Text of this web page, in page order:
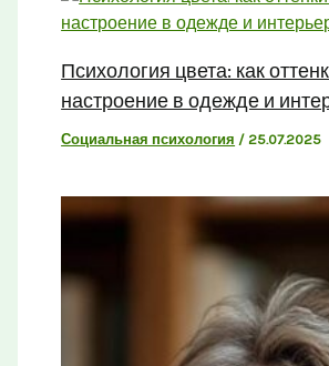
Психология цвета: как
настроение в одежде и
Социальная психология /25.07.2025